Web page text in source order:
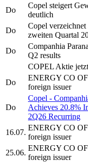
Do
Copel steigert
deutlich
Do
Copel
zweiten Quartal
Do
Companhia
Q2 results
COPEL Aktie
Do
ENERGY CO
foreign issuer
Do
Copel -
Achieves 20.8%
2Q26 Recurring
16.07.
ENERGY CO
foreign issuer
25.06.
ENERGY CO
foreign issuer